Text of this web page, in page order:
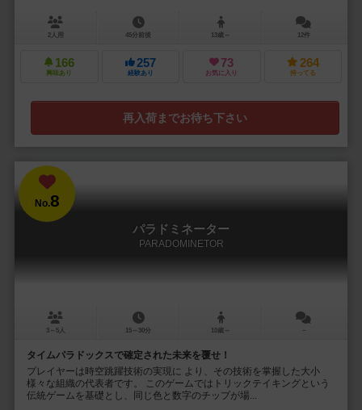
2人用 45分前後 13歳～ 12件
166
興味あり
257
経験あり
73
お気に入り
264
持ってる
再入荷までお待ち下さい
No.8
パラドミネーター
PARADOMINETOR
3～5人 15～30分 10歳～ －
タイムパラドックスで確定された未来を覆せ！
プレイヤーは時空跳躍技術の実現に より、その技術を掌握した大小
様々な組織の代表者です。 このゲームではトリックテイキングという
伝統ゲームを基礎とし、同じ色と数字のチップが場...